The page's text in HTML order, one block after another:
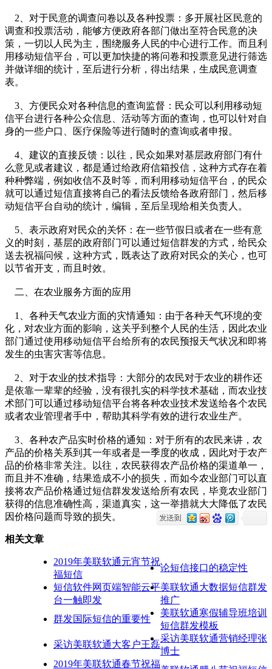
2、对于民意的调查问卷以及各种投票：多开展社区民意的
调查和投票活动，能够方便政府各部门做出至符合民意的决
策，一切以人民为主，围绕服务人民的中心进行工作。而且利
用移动短信平台，可以更加快捷的将问卷和投票意见进行筛选
并做详细的统计，至后进行分析，得出结果，生成民意调查
表。
3、方便民众对各种信息的查询监督：民众可以利用移动短
信平台进行各种公众信息、活动等方面的查询，也可以针对自
身的一些户口、医疗保险等进行随时的查询或者申报。
4、建议的直接反馈：以往，民众如果对基层政府部门有什
么意见或者建议，都是通过给政府信箱投信，这种方式存在着
种种弊端，例如收信不及时等，而利用移动短信平台，的民众
就可以通过短信直接将自己的看法反馈给各政府部门，然后移
动短信平台自动的统计，编辑，至后呈现给相关负责人。
5、表示政府对民众的关怀：在一些节假日或者在一些有意
义的时刻，基层的政府部门可以通过短信群发的方式，给民众
送去祝福问候，这种方式，既表达了政府对民众的关心，也可
以节省开支，而且时效。
二、在农业服务方面的应用
1、各种天气农业方面的灾情通知：由于各种天气环境的变
化，对农业方面的影响，这关乎到整个人民的生活，因此农业
部门通过使用移动短信平台给所有的农民预报天气状况和即将
发生的虫害灾害等信息。
2、对于农业的技术指导：大部分的农民对于农业的耕作还
是依靠一辈辈的经验，没有很扎实的科学技术基础，而农业技
术部门可以通过移动短信平台将各种农业技术发送给各个农民
或者农业管理者手中，帮助其科学有效的进行农业生产。
3、各种农产品实时价格的通知：对于所有的农民来讲，农
产品的价格关系到其一年或者是一季度的收成，因此对于农产
品的价格非常关注。以往，农民获得农产品价格的渠道单一，
而且并不准确，结果造成不小的损失，而如今农业部门可以直
接将农产品价格通过短信群发发送给所有农民，毕竟农业部门
获得的信息准确性高，渠道真实，这一举措就大大降低了农民
因价格问题而导致的损失。
相关文章
2019年美联软通元宵节祝
福短信
论短信接口的稳定性
短信软件网页端智能云平
台一触即发
美联软通大数据短信群发
推广
群发国际短信的重要性
美联软通寒假辅导班培训
短信群发模板
采访美联软通大客户王磊
采访美联软通营销经理张
博士
2019年美联软通春节祝福